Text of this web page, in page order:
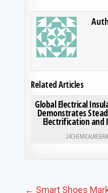
Related Articles
0 203
Global Electrical
Demonstrates
Electrification and
← Smart Shoes